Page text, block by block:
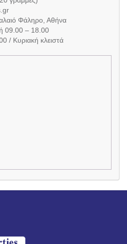
Φάληρο, Αθήνα
09.00 – 18.00
/ Κυριακή κλειστά